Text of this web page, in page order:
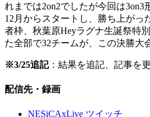
れまでは2on2でしたが今回は3on3
12月からスタートし、勝ち上がっ
者枠、秋葉原Heyラグナ生誕祭特
た全部で32チームが、この決勝大
※3/25追記：結果を追記、記事を
配信先・録画
NESiCAxLive ツイッチ